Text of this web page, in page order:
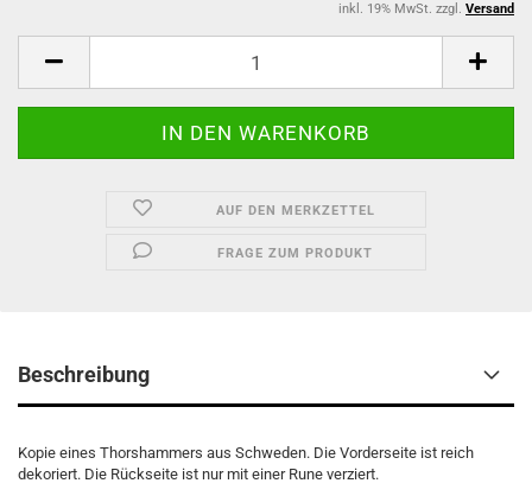
inkl. 19% MwSt. zzgl. Versand
AUF DEN MERKZETTEL
FRAGE ZUM PRODUKT
Beschreibung
Kopie eines Thorshammers aus Schweden. Die Vorderseite ist reich
dekoriert. Die Rückseite ist nur mit einer Rune verziert.